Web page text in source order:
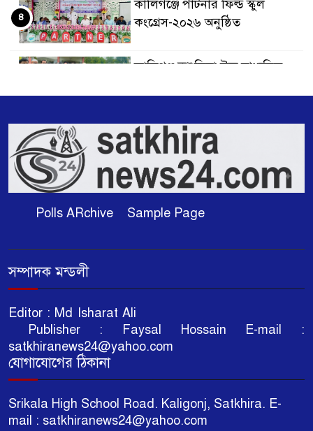
কালিগঞ্জে পার্টনার ফিল্ড স্কুল
কংগ্রেস-২০২৬ অনুষ্ঠিত
৪
কালিগঞ্জ কুশুলিয়া উচ্চ মাধ্যমিক
কালিগঞ্জের দক্ষিণশ্রীপুর ইউ‌নিয়‌নের
শ্রীকলা গ্রা‌মে ভেঙে যাওয়া কালভার্ট
পুনর্নির্মাণের দাবিতে এলাকাবাসীর
আকুতি
৬
স্মরণে বিএনপির প্রস্তুতি সভা
অনুষ্ঠিত
৮
কালিগঞ্জে সু-নাগরিকের আলোচনা
সভা ও বৃক্ষরোপণ
৯
Polls ARchive Sample Page
সম্পাদক মন্ডলী
Editor : Md Isharat Ali
Publisher : Faysal Hossain E-mail :
satkhiranews24@yahoo.com
যোগাযোগের ঠিকানা
Srikala High School Road. Kaligonj, Satkhira. E-
mail : satkhiranews24@yahoo.com